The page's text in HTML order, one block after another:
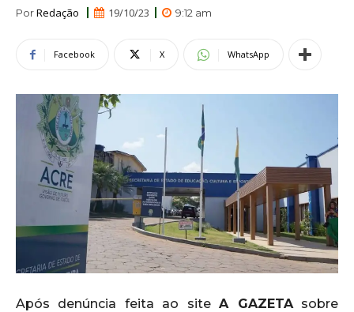
PorRedação 19/10/23 9:12 am
Facebook X WhatsApp
Após denúncia feita ao siteA GAZETAsobre